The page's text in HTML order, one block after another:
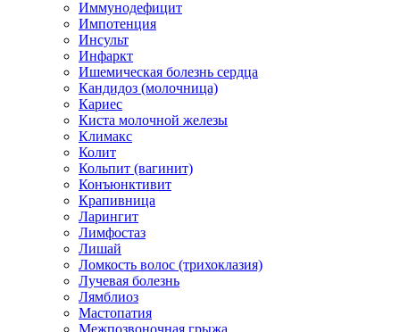
Иммунодефицит
Импотенция
Инсульт
Инфаркт
Ишемическая болезнь сердца
Кандидоз (молочница)
Кариес
Киста молочной железы
Климакс
Колит
Кольпит (вагинит)
Конъюнктивит
Крапивница
Ларингит
Лимфостаз
Лишай
Ломкость волос (трихоклазия)
Лучевая болезнь
Лямблиоз
Мастопатия
Межпозвоночная грыжа